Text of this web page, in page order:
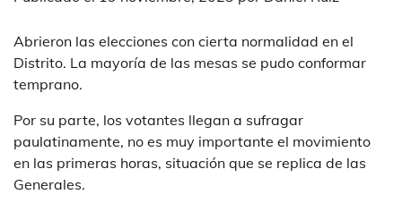
Abrieron las elecciones con cierta normalidad en el
Distrito. La mayoría de las mesas se pudo conformar
temprano.
Por su parte, los votantes llegan a sufragar
paulatinamente, no es muy importante el movimiento
en las primeras horas, situación que se replica de las
Generales.